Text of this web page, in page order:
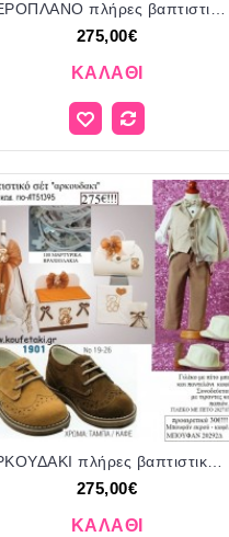
275,00€
ΚΑΛΆΘΙ
275,00€
ΚΑΛΆΘΙ